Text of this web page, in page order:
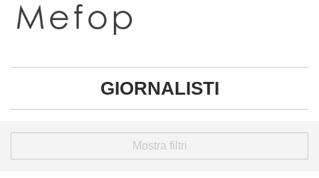
GIORNALISTI
Mostra filtri